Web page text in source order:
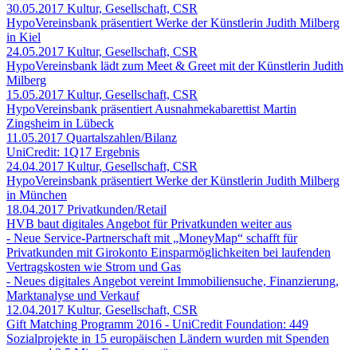
30.05.2017 Kultur, Gesellschaft, CSR
HypoVereinsbank präsentiert Werke der Künstlerin Judith Milberg
in Kiel
24.05.2017 Kultur, Gesellschaft, CSR
HypoVereinsbank lädt zum Meet & Greet mit der Künstlerin Judith
Milberg
15.05.2017 Kultur, Gesellschaft, CSR
HypoVereinsbank präsentiert Ausnahmekabarettist Martin
Zingsheim in Lübeck
11.05.2017 Quartalszahlen/Bilanz
UniCredit: 1Q17 Ergebnis
24.04.2017 Kultur, Gesellschaft, CSR
HypoVereinsbank präsentiert Werke der Künstlerin Judith Milberg
in München
18.04.2017 Privatkunden/Retail
HVB baut digitales Angebot für Privatkunden weiter aus
- Neue Service-Partnerschaft mit „MoneyMap“ schafft für
Privatkunden mit Girokonto Einsparmöglichkeiten bei laufenden
Vertragskosten wie Strom und Gas
- Neues digitales Angebot vereint Immobiliensuche, Finanzierung,
Marktanalyse und Verkauf
12.04.2017 Kultur, Gesellschaft, CSR
Gift Matching Programm 2016 - UniCredit Foundation: 449
Sozialprojekte in 15 europäischen Ländern wurden mit Spenden